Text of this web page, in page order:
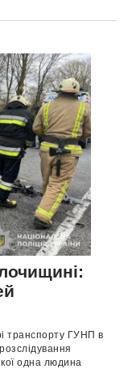
транспорту ГУНП в
одна людина